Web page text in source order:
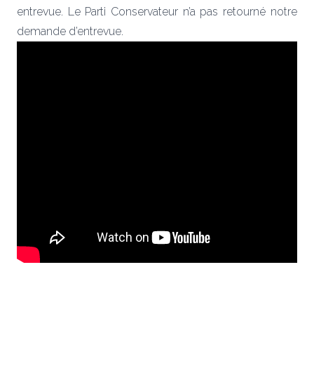
entrevue. Le Parti Conservateur n’a pas retourné notre
demande d’entrevue.